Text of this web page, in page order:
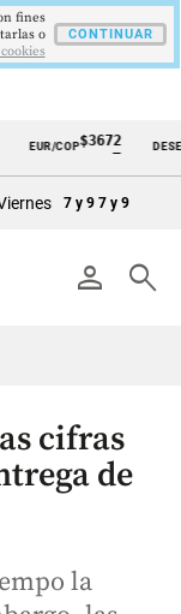
COP$3672
—
DESEMPLEO
7 y 9 7 y 9
person search
cifras
de
la
fines
o
CONTINUAR